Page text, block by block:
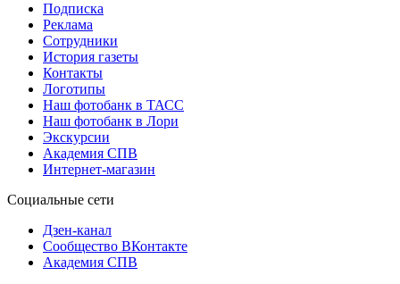
Подписка
Реклама
Сотрудники
История газеты
Контакты
Логотипы
Наш фотобанк в ТАСС
Наш фотобанк в Лори
Экскурсии
Академия СПВ
Интернет-магазин
Социальные сети
Дзен-канал
Сообщество ВКонтакте
Академия СПВ